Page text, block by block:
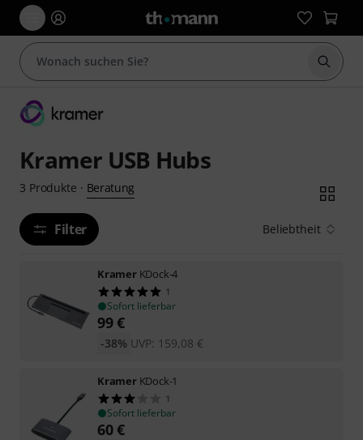
Suche
Kramer USB Hubs
3 Produkte · Beratung
Filter Beliebtheit
Kramer KDock-4
1
Sofort lieferbar
99€
UVP: 159,08 €
-38%
Kramer KDock-1
1
Sofort lieferbar
60€